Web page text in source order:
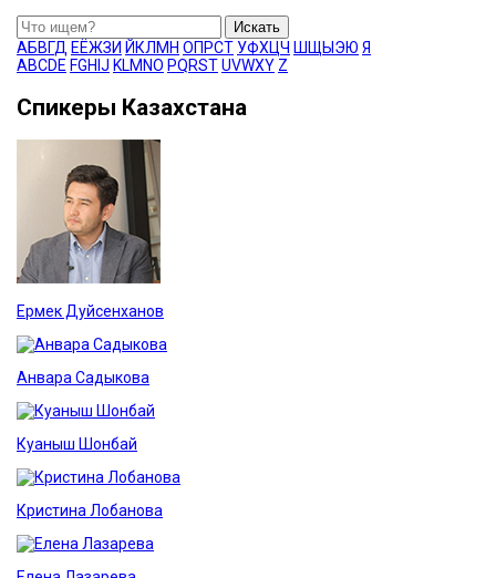
Искать
АБВГД ЕЁЖЗИ Й КЛ М Н ОП РСТ УФХЦЧ Ш ЩЫ ЭЮ Я
ABCDE FGH J KLM NO PQRSTUVWXY Z
Спикеры Казахстана
Ермек Дуйсенханов
Анвара Садыкова
Куаныш Шонбай
Кристина Лобанова